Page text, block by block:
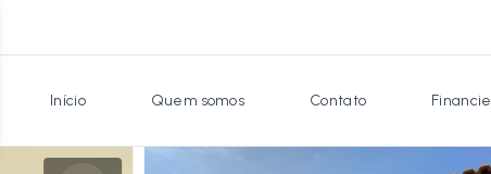
Início Quem somos Contato Financie